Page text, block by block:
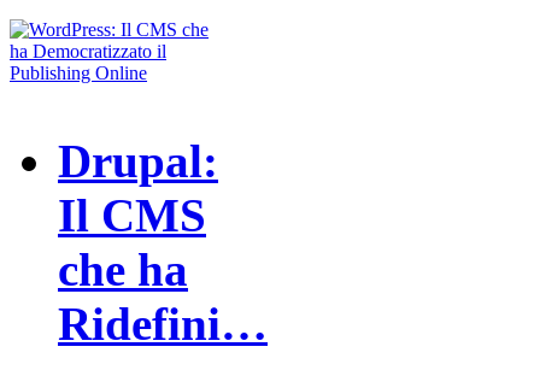
Drupal:
Il CMS
che ha
Ridefini…